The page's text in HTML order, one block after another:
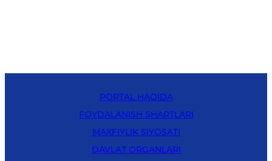
PORTAL HAQIDA
FOYDALANISH SHARTLARI
MAXFIYLIK SIYOSATI
DAVLAT ORGANLARI